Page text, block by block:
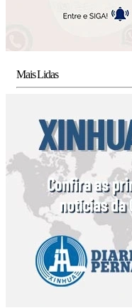
Mais Lidas